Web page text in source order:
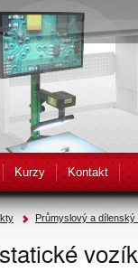
Kurzy Kontakt
Průmyslový a dílenský